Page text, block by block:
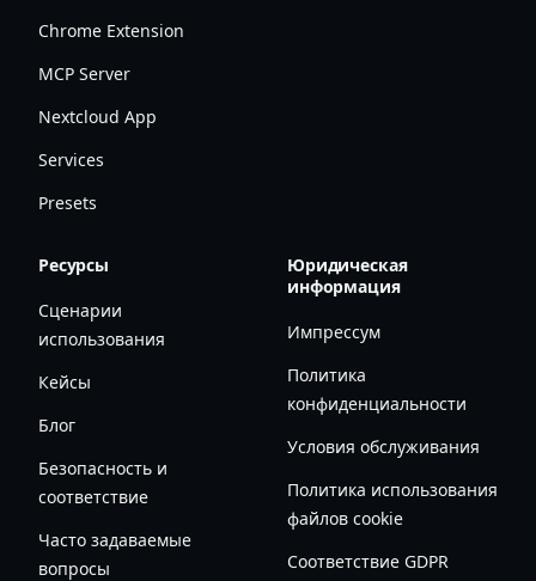
Chrome Extension
MCP Server
Nextcloud App
Services
Presets
Ресурсы
Сценарии
использования
Кейсы
Блог
Безопасность и
соответствие
Часто задаваемые
вопросы
Юридическая
информация
Импрессум
Политика
конфиденциальности
Условия обслуживания
Политика использования
файлов cookie
Соответствие GDPR